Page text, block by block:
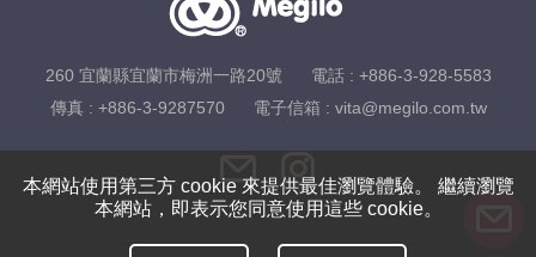
本網站使用第三方 cookie 來提供最佳瀏覽體驗。 繼續瀏覽
本網站，即表示您同意使用這些 cookie。
260 宜蘭縣宜蘭市梅洲一路20號 電話 : +886-3-928-5583
傳真 : +886-3-9287570
電子信箱 : vita@megilo.com.tw